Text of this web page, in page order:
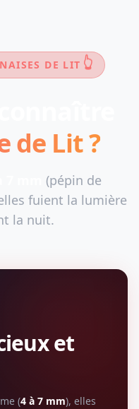
DE LIT 👆
de Lit ?
(pépin de
fuient la lumière
la nuit.
et
(4 à 7 mm), elles